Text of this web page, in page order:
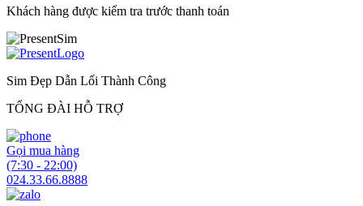
Khách hàng được kiểm tra trước thanh toán
Sim Đẹp Dẫn Lối Thành Công
TỔNG ĐÀI HỖ TRỢ
Gọi mua hàng
(7:30 - 22:00)
024.33.66.8888